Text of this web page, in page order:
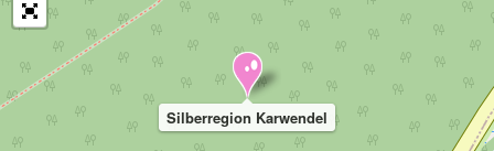
Silberregion Karwendel